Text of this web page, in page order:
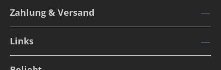
Zahlung & Versand
Links